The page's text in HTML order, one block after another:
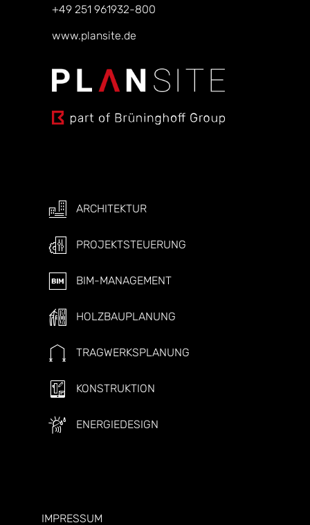
+49 251 961932-800
www.plansite.de
ARCHITEKTUR
PROJEKTSTEUERUNG
BIM-MANAGEMENT
HOLZBAUPLANUNG
TRAGWERKSPLANUNG
KONSTRUKTION
ENERGIEDESIGN
IMPRESSUM